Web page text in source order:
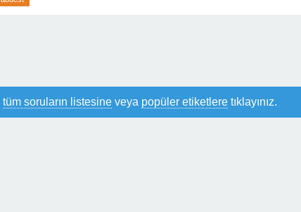
tüm soruların listesine veya popüler etiketlere tıklayınız.